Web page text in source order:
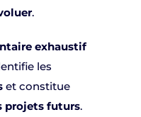
.
exhaustif
les
et constitue
projets futurs.